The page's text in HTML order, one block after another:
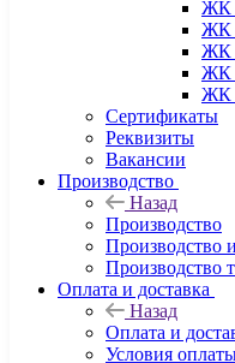
ЖК
ЖК
ЖК
ЖК
ЖК
Сертификаты
Реквизиты
Вакансии
Производство
Назад
Производство
Производство
Производство
Оплата и доставка
Назад
Оплата и
Условия